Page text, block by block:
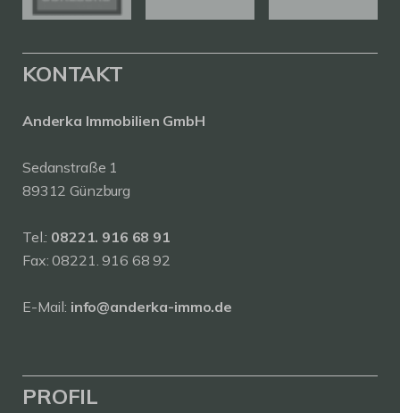
KONTAKT
Anderka Immobilien GmbH
Sedanstraße 1
89312 Günzburg
Tel.: 08221. 916 68 91
Fax: 08221. 916 68 92
E-Mail: info@anderka-immo.de
PROFIL